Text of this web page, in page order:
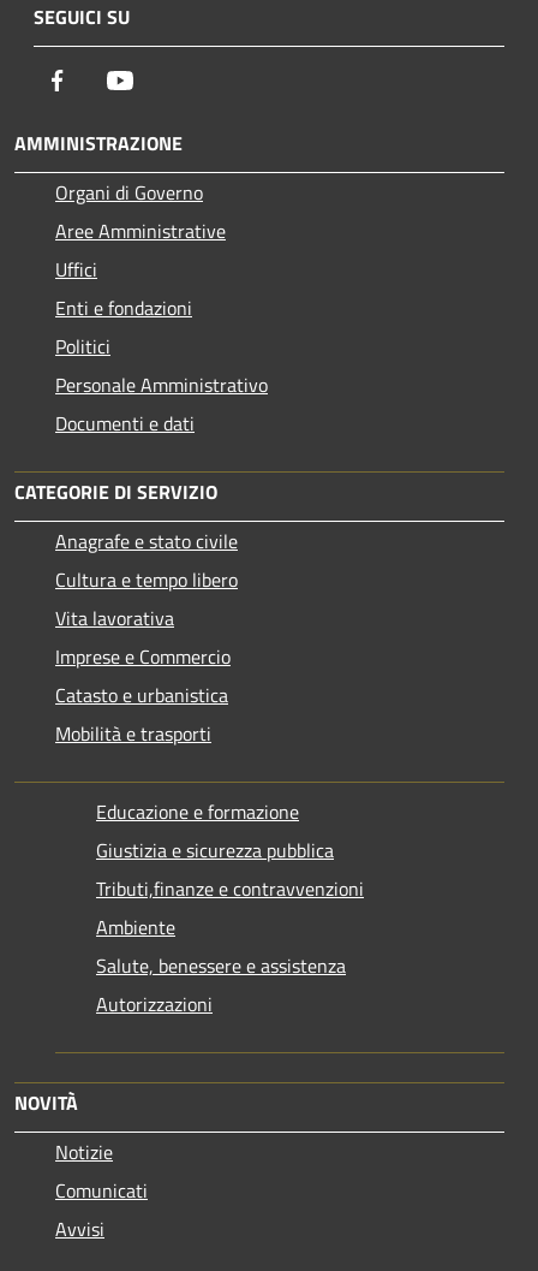
SEGUICI SU
Facebook
AMMINISTRAZIONE
Organi di Governo
Aree Amministrative
Uffici
Enti e fondazioni
Politici
Personale Amministrativo
Documenti e dati
CATEGORIE DI SERVIZIO
Anagrafe e stato civile
Cultura e tempo libero
Vita lavorativa
Imprese e Commercio
Catasto e urbanistica
Mobilità e trasporti
Educazione e formazione
Giustizia e sicurezza pubblica
Tributi,finanze e contravvenzioni
Ambiente
Salute, benessere e assistenza
Autorizzazioni
NOVITÀ
Notizie
Comunicati
Avvisi